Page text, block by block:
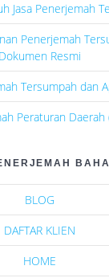
Jasa Penerjemah
Penerjemah
Dokumen Resmi
Tersumpah dan
Peraturan Daerah
BLOG
DAFTAR KLIEN
HOME